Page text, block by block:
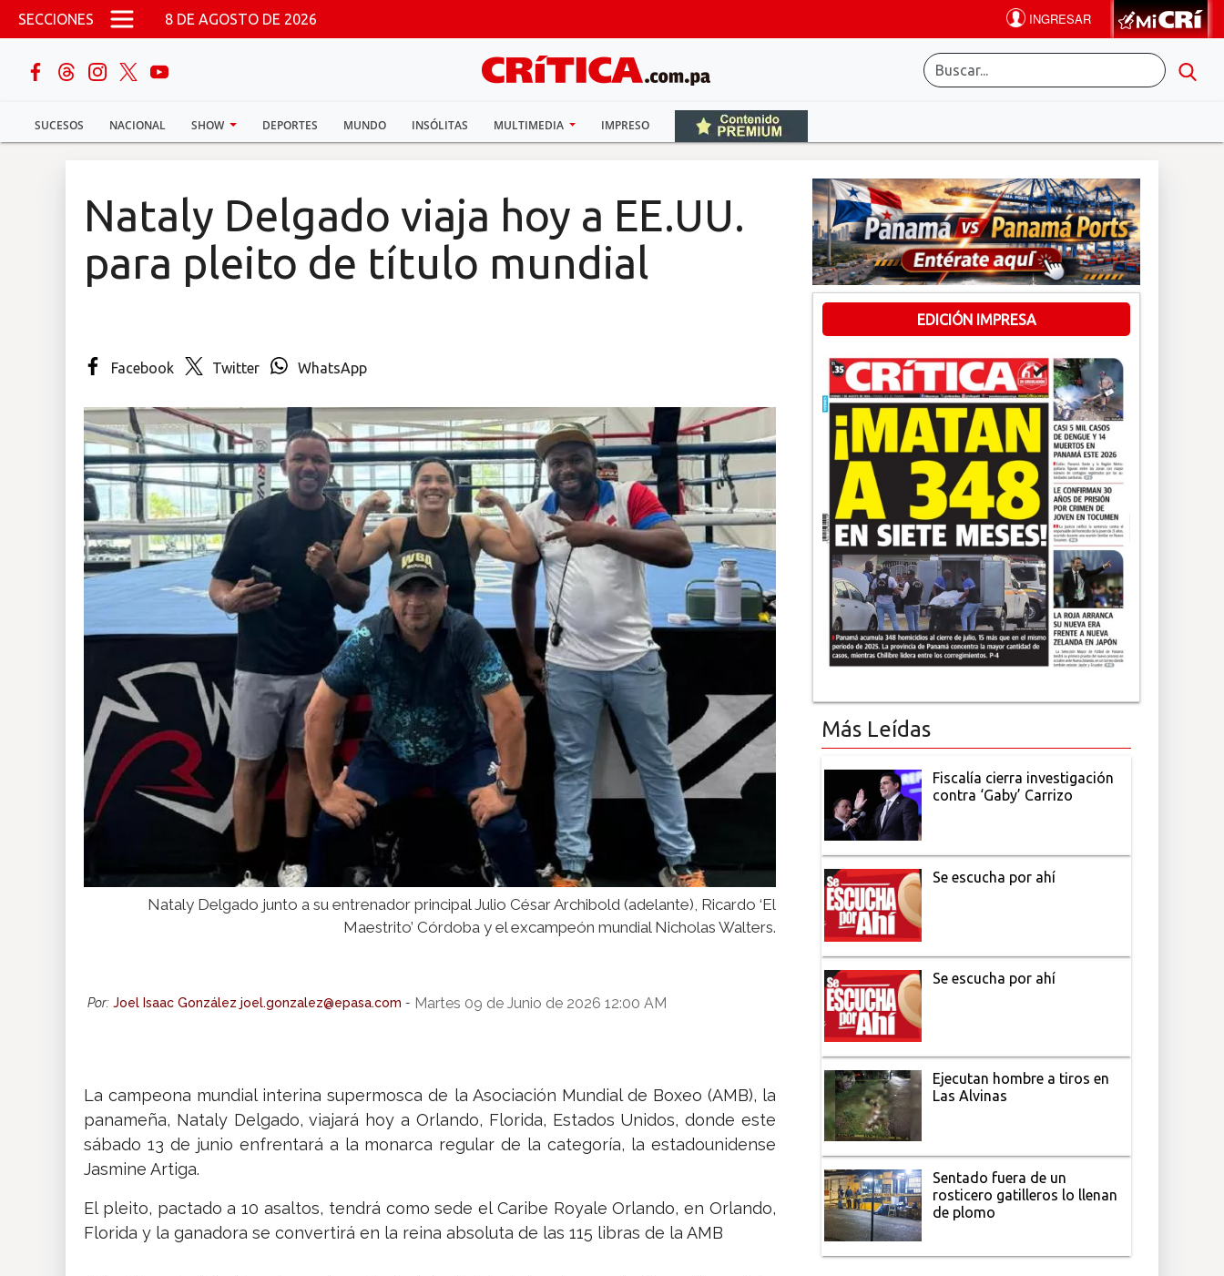
Pasar al contenido principal
SECCIONES 8 DE AGOSTO DE 2026
SUCESOS NACIONAL SHOW DEPORTES MUNDO INSÓLITAS MULTIMEDIA IMPRESO
buscar
Sucesos
Multimedia
Nataly Delgado viaja hoy a EE.UU.
para pleito de título mundial
Facebook Twitter WhatsApp
Nataly Delgado junto a su entrenador principal Julio César Archibold (adelante), Ricardo ‘El
Maestrito’ Córdoba y el excampeón mundial Nicholas Walters.
Por: Joel Isaac González joel.gonzalez@epasa.com - Martes 09 de Junio de 2026 12:00 AM
La campeona mundial interina supermosca de la Asociación Mundial de Boxeo (AMB), la
panameña, Nataly Delgado, viajará hoy a Orlando, Florida, Estados Unidos, donde este
sábado 13 de junio enfrentará a la monarca regular de la categoría, la estadounidense
Jasmine Artiga.
El pleito, pactado a 10 asaltos, tendrá como sede el Caribe Royale Orlando, en Orlando,
Florida y la ganadora se convertirá en la reina absoluta de las 115 libras de la AMB
EDICIÓN IMPRESA
Más Leídas
Fiscalía cierra investigación
contra ‘Gaby’ Carrizo
Se escucha por ahí
Se escucha por ahí
Ejecutan hombre a tiros en
Las Alvinas
Sentado fuera de un
rosticero gatilleros lo llenan
de plomo